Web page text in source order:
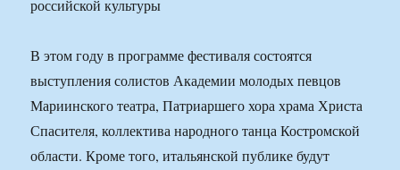
В этом году в программе фестиваля состоятся
выступления солистов Академии молодых певцов
Мариинского театра, Патриаршего хора храма Христа
Спасителя, коллектива народного танца Костромской
области. Кроме того, итальянской публике будут